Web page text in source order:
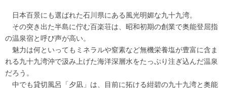
日本百景にも選ばれた石川県にある風光明媚な九十九湾。
その突き出た半島に佇む百楽荘は、昭和初期の創業で奥能登屈指
の温泉宿と呼び声が高い。
魅力は何といってもミネラルや窒素など無機栄養塩が豊富に含ま
れる九十九湾沖で汲み上げた海洋深層水をたっぷり注ぎ込んだ温泉
だろう。
中でも貸切風呂「夕凪」は、目前に拓ける紺碧の九十九湾と奥能